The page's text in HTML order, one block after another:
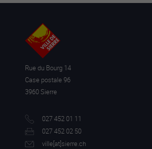
Rue du Bourg 14
Case postale 96
3960 Sierre
027 452 01 11
027 452 02 50
ville[at]sierre.ch